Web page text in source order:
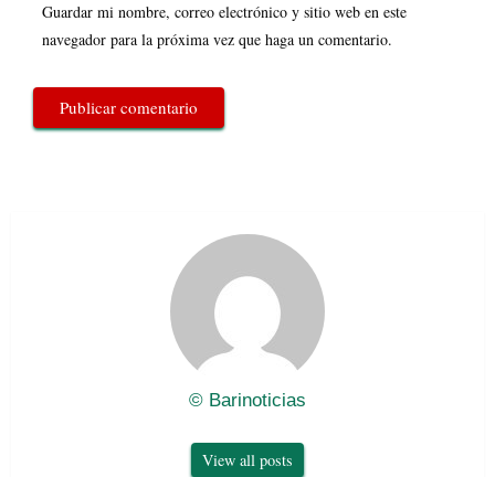
Guardar mi nombre, correo electrónico y sitio web en este
navegador para la próxima vez que haga un comentario.
© Barinoticias
View all posts